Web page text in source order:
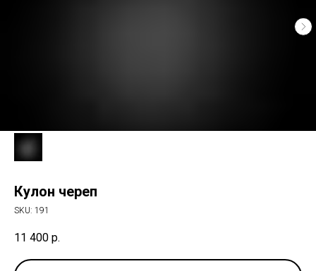
Кулон череп
SKU: 191
11 400 р.